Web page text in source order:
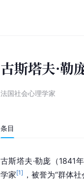
古斯塔夫·勒
法国社会心理学家
条目
古斯塔夫·勒庞（1841
学家[1] ，被誉为“群体